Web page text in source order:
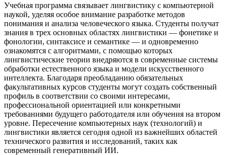
Учебная программа связывает лингвистику с компьютерной
наукой, уделяя особое внимание разработке методов
понимания и анализа человеческого языка. Студенты получат
знания в трех основных областях лингвистики — фонетике и
фонологии, синтаксисе и семантике — и одновременно
ознакомятся с алгоритмами, с помощью которых
лингвистические теории внедряются в современные системы
обработки естественного языка и модели искусственного
интеллекта. Благодаря преобладанию обязательных
факультативных курсов студенты могут создать собственный
профиль в соответствии со своими интересами,
профессиональной ориентацией или конкретными
требованиями будущего работодателя или обучения на втором
уровне. Пересечение компьютерных наук (технологий) и
лингвистики является сегодня одной из важнейших областей
технического развития и исследований, таких как
современный генеративный ИИ.